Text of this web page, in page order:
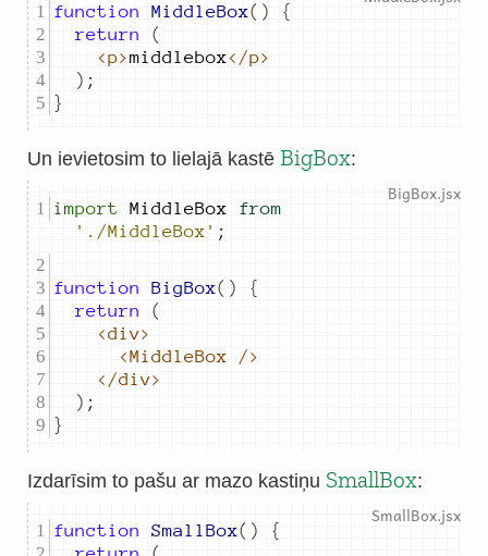
function MiddleBox()
{
return
(
<p>middlebox</p>
) ;
}
Un ievietosim to lielajā kastē BigBox:
import MiddleBox
from
'./MiddleBox' ;
function BigBox()
{
return
(
<div>
<MiddleBox
/>
</div>
) ;
}
Izdarīsim to pašu ar mazo kastiņu SmallBox:
function SmallBox()
{